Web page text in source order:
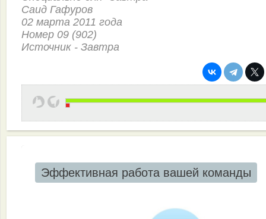
Саид Гафуров
02 марта 2011 года
Номер 09 (902)
Источник - Завтра
Эффективная работа вашей команды